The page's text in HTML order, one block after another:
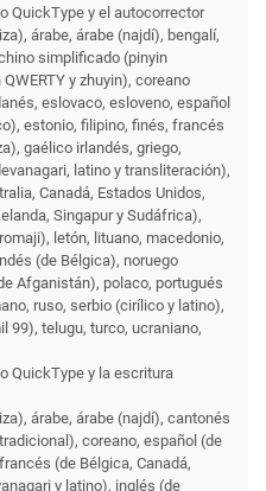
QuickType y el autocorrector
árabe, árabe (najdí), bengalí,
simplificado (pinyin
y zhuyin), coreano
eslovaco, esloveno, español
estonio, filipino, finés, francés
gaélico irlandés, griego,
latino y transliteración),
Canadá, Estados Unidos,
Singapur y Sudáfrica),
letón, lituano, macedonio,
(de Bélgica), noruego
Afganistán), polaco, portugués
ruso, serbio (cirílico y latino),
99), telugu, turco, ucraniano,
QuickType y la escritura
árabe, árabe (najdí), cantonés
coreano, español (de
(de Bélgica, Canadá,
y latino), inglés (de